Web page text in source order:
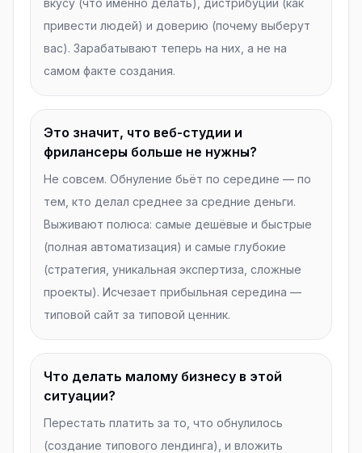
вкусу (что именно делать), дистрибуции (как
привести людей) и доверию (почему выберут
вас). Зарабатывают теперь на них, а не на
самом факте создания.
Это значит, что веб-студии и
фрилансеры больше не нужны?
Не совсем. Обнуление бьёт по середине — по
тем, кто делал среднее за средние деньги.
Выживают полюса: самые дешёвые и быстрые
(полная автоматизация) и самые глубокие
(стратегия, уникальная экспертиза, сложные
проекты). Исчезает прибыльная середина —
типовой сайт за типовой ценник.
Что делать малому бизнесу в этой
ситуации?
Перестать платить за то, что обнулилось
(создание типового лендинга), и вложить